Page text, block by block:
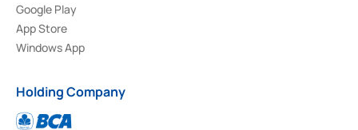
Google Play
App Store
Windows App
Holding Company